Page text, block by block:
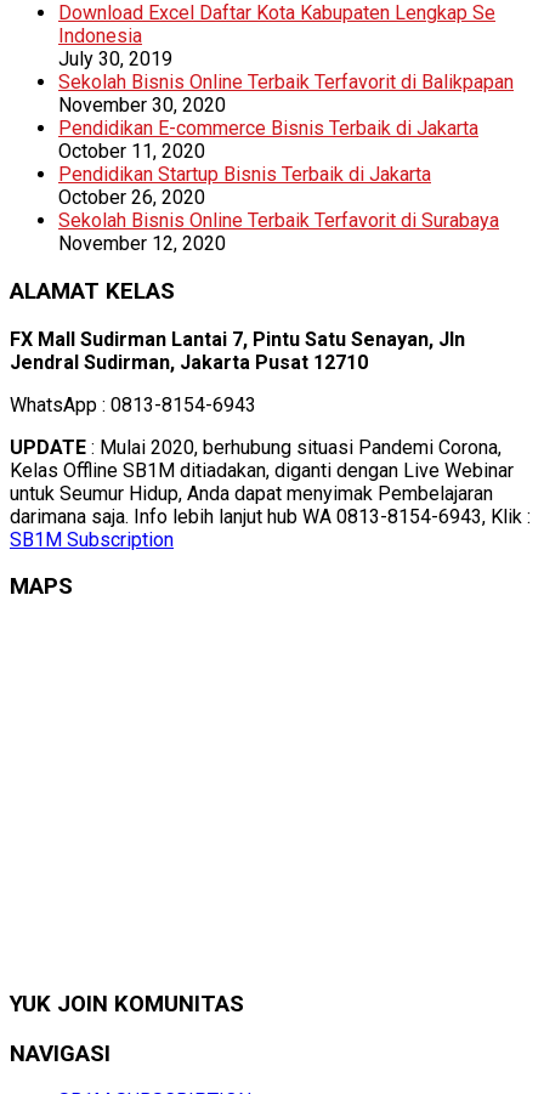
Download Excel Daftar Kota Kabupaten Lengkap Se
Indonesia
July 30, 2019
Sekolah Bisnis Online Terbaik Terfavorit di Balikpapan
November 30, 2020
Pendidikan E-commerce Bisnis Terbaik di Jakarta
October 11, 2020
Pendidikan Startup Bisnis Terbaik di Jakarta
October 26, 2020
Sekolah Bisnis Online Terbaik Terfavorit di Surabaya
November 12, 2020
ALAMAT KELAS
FX Mall Sudirman Lantai 7, Pintu Satu Senayan, Jln
Jendral Sudirman, Jakarta Pusat 12710
WhatsApp : 0813-8154-6943
UPDATE : Mulai 2020, berhubung situasi Pandemi Corona,
Kelas Offline SB1M ditiadakan, diganti dengan Live Webinar
untuk Seumur Hidup, Anda dapat menyimak Pembelajaran
darimana saja. Info lebih lanjut hub WA 0813-8154-6943, Klik :
SB1M Subscription
MAPS
YUK JOIN KOMUNITAS
NAVIGASI